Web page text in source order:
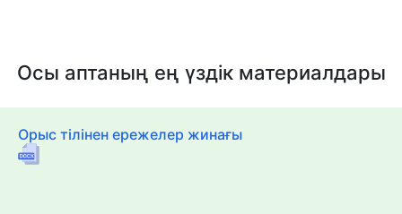
Осы аптаның ең үздік материалдары
Орыс тілінен ережелер жинағы